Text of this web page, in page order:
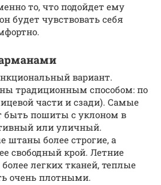
то, что подойдет ему
будет чувствовать себя
вариант.
традиционным способом: по
части и сзади). Самые
быть пошиты с уклоном в
или уличный.
штаны более строгие, а
свободный крой. Летние
легких тканей, теплые
очень плотными.